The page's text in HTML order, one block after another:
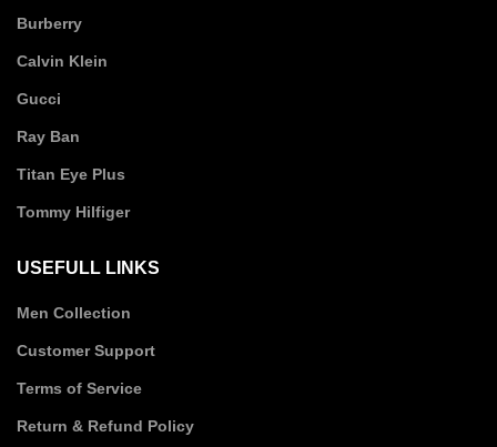
Burberry
Calvin Klein
Gucci
Ray Ban
Titan Eye Plus
Tommy Hilfiger
USEFULL LINKS
Men Collection
Customer Support
Terms of Service
Return & Refund Policy